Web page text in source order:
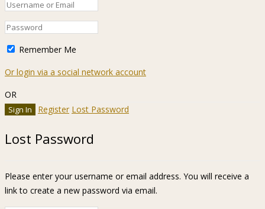
Remember Me
Or login via a social network account
OR
Register Lost Password
Lost Password
Please enter your username or email address. You will receive a
link to create a new password via email.